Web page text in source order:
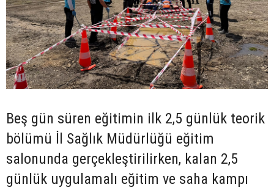
Beş gün süren eğitimin ilk 2,5 günlük teorik
bölümü İl Sağlık Müdürlüğü eğitim
salonunda gerçekleştirilirken, kalan 2,5
günlük uygulamalı eğitim ve saha kampı